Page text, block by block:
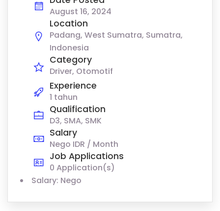
August 16, 2024
Location
Padang, West Sumatra, Sumatra,
Indonesia
Category
Driver Otomotif
Experience
1 tahun
Qualification
D3, SMA, SMK
Salary
Nego IDR / Month
Job Applications
0 Application(s)
Salary: Nego